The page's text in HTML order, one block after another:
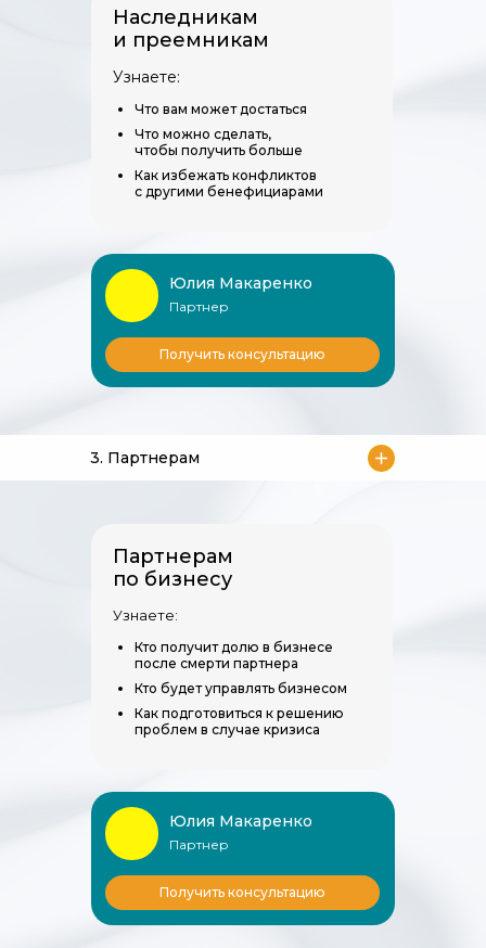
Наследникам
и преемникам
Узнаете:
Получить консультацию
Юлия Макаренко
Партнер
Что вам может достаться
Что можно сделать,
чтобы получить больше
Как избежать конфликтов
с другими бенефициарами
3. Партнерам
Партнерам
по бизнесу
Узнаете:
Получить консультацию
Кто получит долю в бизнесе
после смерти партнера
Юлия Макаренко
Кто будет управлять бизнесом
Партнер
Как подготовиться к решению
проблем в случае кризиса